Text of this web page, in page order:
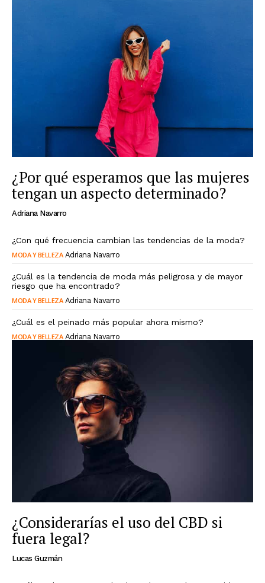
¿Por qué esperamos que las mujeres
tengan un aspecto determinado?
Adriana Navarro
¿Con qué frecuencia cambian las tendencias de la moda?
MODA Y BELLEZA Adriana Navarro
¿Cuál es la tendencia de moda más peligrosa y de mayor
riesgo que ha encontrado?
MODA Y BELLEZA Adriana Navarro
¿Cuál es el peinado más popular ahora mismo?
MODA Y BELLEZA Adriana Navarro
¿Considerarías el uso del CBD si
fuera legal?
Lucas Guzmán